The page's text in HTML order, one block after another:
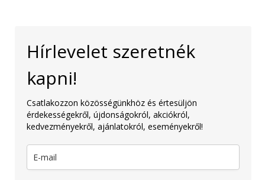
Hírlevelet szeretnék
kapni!
Csatlakozzon közösségünkhöz és értesüljön
érdekességekről, újdonságokról, akciókról,
kedvezményekről, ajánlatokról, eseményekről!